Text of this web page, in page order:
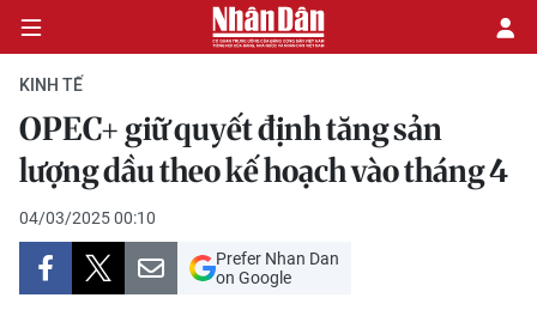
CHÍNH TRỊ
KINH TẾ
VĂN HÓA
KINH TẾ
OPEC+ giữ quyết định tăng sản
lượng dầu theo kế hoạch vào tháng 4
04/03/2025 00:10
Prefer Nhan Dan
on Google